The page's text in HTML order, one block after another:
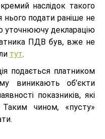
наслідок такого
подати раніше не
уточнюючу декларацію
ПДВ був, вже не
тут.
подається платником
виникають об’єкти
показників, які
Таким чином, «пусту»